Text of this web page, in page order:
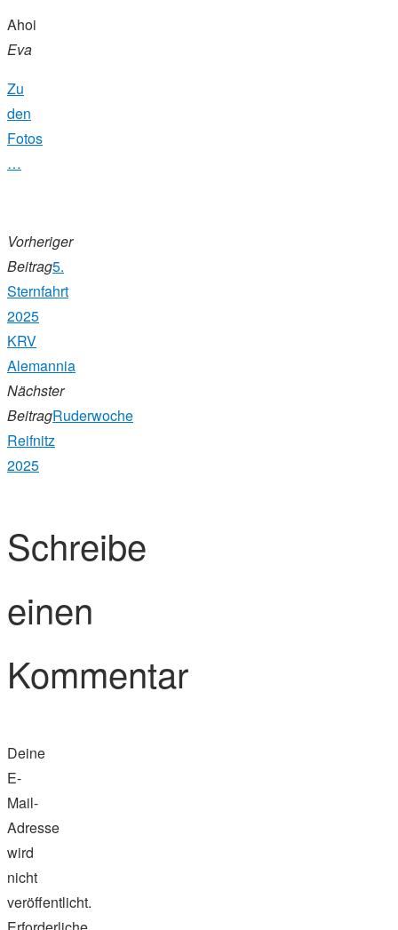
Ahoi
Eva
Zu
den
Fotos
…
Vorheriger
Beitrag5.
Sternfahrt
2025
KRV
Alemannia
Nächster
BeitragRuderwoche
Reifnitz
2025
Schreibe
einen
Kommentar
Deine
E-
Mail-
Adresse
wird
nicht
veröffentlicht.